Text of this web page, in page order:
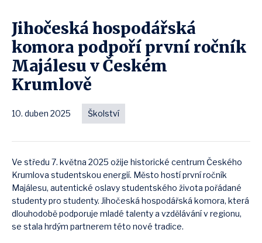
Jihočeská hospodářská
komora podpoří první ročník
Majálesu v Českém
Krumlově
10. duben 2025 Školství
Ve středu 7. května 2025 ožije historické centrum Českého
Krumlova studentskou energií. Město hostí první ročník
Majálesu, autentické oslavy studentského života pořádané
studenty pro studenty. Jihočeská hospodářská komora, která
dlouhodobě podporuje mladé talenty a vzdělávání v regionu,
se stala hrdým partnerem této nové tradice.